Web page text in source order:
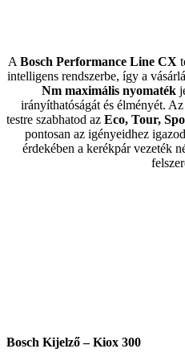
A Bosch Performance Line CX
intelligens rendszerbe, így a
Nm maximális nyomaték
irányíthatóságát és élményét. Az
testre szabhatod az Eco, Tour,
pontosan az igényeidhez
érdekében a kerékpár vezeték
Bosch Kijelző – Kiox 300